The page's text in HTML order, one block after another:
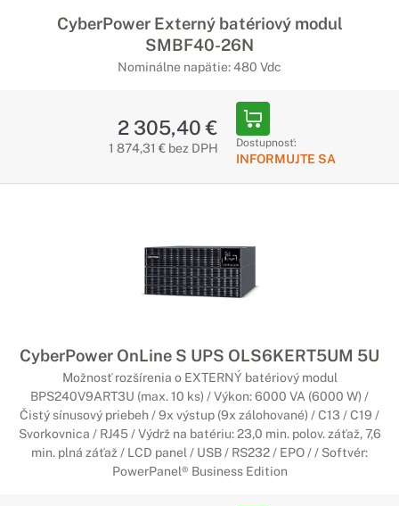
CyberPower Externý batériový modul
SMBF40-26N
Nominálne napätie: 480 Vdc
2 305,40 €
1 874,31 € bez DPH Dostupnosť:
INFORMUJTE SA
CyberPower OnLine S UPS OLS6KERT5UM 5U
Možnosť rozšírenia o EXTERNÝ batériový modul
BPS240V9ART3U (max. 10 ks) / Výkon: 6000 VA (6000 W) /
Čistý sínusový priebeh / 9x výstup (9x zálohované) / C13 / C19 /
Svorkovnica / RJ45 / Výdrž na batériu: 23,0 min. polov. záťaž, 7,6
min. plná záťaž / LCD panel / USB / RS232 / EPO / / Softvér:
PowerPanel® Business Edition